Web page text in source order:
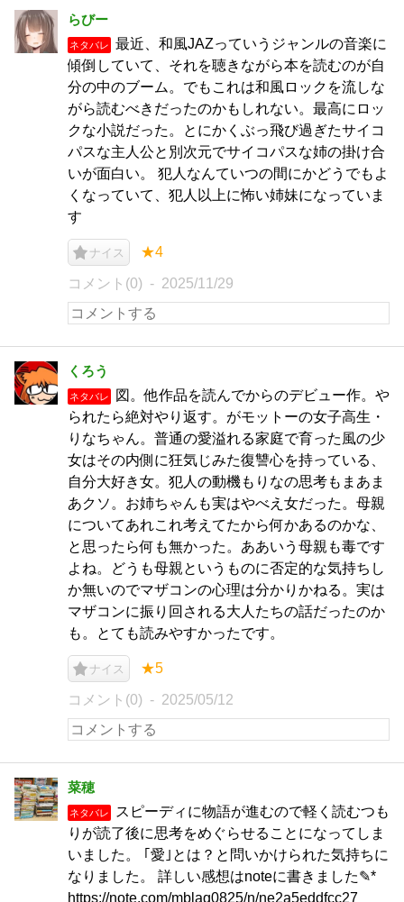
らびー
ネタバレ
最近、和風JAZっていうジャンルの音楽に
傾倒していて、それを聴きながら本を読むのが自
分の中のブーム。でもこれは和風ロックを流しな
がら読むべきだったのかもしれない。最高にロッ
クな小説だった。とにかくぶっ飛び過ぎたサイコ
パスな主人公と別次元でサイコパスな姉の掛け合
いが面白い。 犯人なんていつの間にかどうでもよ
くなっていて、犯人以上に怖い姉妹になっていま
す
ナイス ★4
コメント(0) 2025/11/29
くろう
ネタバレ
図。他作品を読んでからのデビュー作。や
られたら絶対やり返す。がモットーの女子高生・
りなちゃん。普通の愛溢れる家庭で育った風の少
女はその内側に狂気じみた復讐心を持っている、
自分大好き女。犯人の動機もりなの思考もまあま
あクソ。お姉ちゃんも実はやべえ女だった。母親
についてあれこれ考えてたから何かあるのかな、
と思ったら何も無かった。ああいう母親も毒です
よね。どうも母親というものに否定的な気持ちし
か無いのでマザコンの心理は分かりかねる。実は
マザコンに振り回される大人たちの話だったのか
も。とても読みやすかったです。
ナイス ★5
コメント(0) 2025/05/12
菜穂
ネタバレ
スピーディに物語が進むので軽く読むつも
りが読了後に思考をめぐらせることになってしま
いました。 ｢愛｣とは？と問いかけられた気持ちに
なりました。 詳しい感想はnoteに書きました✎*
https://note.com/mblaq0825/n/ne2a5eddfcc27